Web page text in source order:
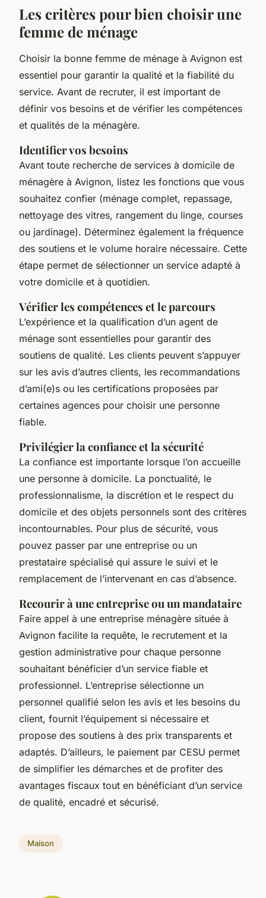
Les critères pour bien choisir une
femme de ménage
Choisir la bonne femme de ménage à Avignon est
essentiel pour garantir la qualité et la fiabilité du
service. Avant de recruter, il est important de
définir vos besoins et de vérifier les compétences
et qualités de la ménagère.
Identifier vos besoins
Avant toute recherche de services à domicile de
ménagère à Avignon, listez les fonctions que vous
souhaitez confier (ménage complet, repassage,
nettoyage des vitres, rangement du linge, courses
ou jardinage). Déterminez également la fréquence
des soutiens et le volume horaire nécessaire. Cette
étape permet de sélectionner un service adapté à
votre domicile et à quotidien.
Vérifier les compétences et le parcours
L’expérience et la qualification d’un agent de
ménage sont essentielles pour garantir des
soutiens de qualité. Les clients peuvent s’appuyer
sur les avis d’autres clients, les recommandations
d’ami(e)s ou les certifications proposées par
certaines agences pour choisir une personne
fiable.
Privilégier la confiance et la sécurité
La confiance est importante lorsque l’on accueille
une personne à domicile. La ponctualité, le
professionnalisme, la discrétion et le respect du
domicile et des objets personnels sont des critères
incontournables. Pour plus de sécurité, vous
pouvez passer par une entreprise ou un
prestataire spécialisé qui assure le suivi et le
remplacement de l’intervenant en cas d’absence.
Recourir à une entreprise ou un mandataire
Faire appel à une entreprise ménagère située à
Avignon facilite la requête, le recrutement et la
gestion administrative pour chaque personne
souhaitant bénéficier d’un service fiable et
professionnel. L’entreprise sélectionne un
personnel qualifié selon les avis et les besoins du
client, fournit l’équipement si nécessaire et
propose des soutiens à des prix transparents et
adaptés. D’ailleurs, le paiement par CESU permet
de simplifier les démarches et de profiter des
avantages fiscaux tout en bénéficiant d’un service
de qualité, encadré et sécurisé.
Maison